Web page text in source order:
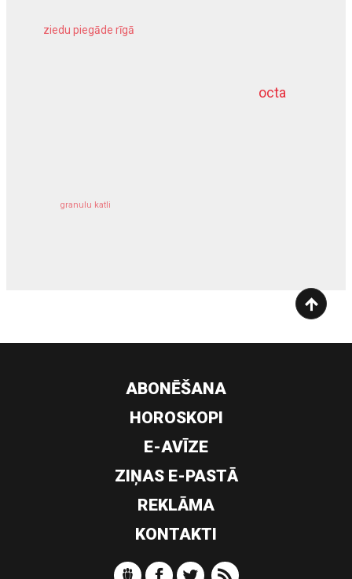
octa
ziedu piegāde rīgā
granulu katli
dziļurbums
ABONĒŠANA
HOROSKOPI
E-AVĪZE
ZIŅAS E-PASTĀ
REKLĀMA
KONTAKTI